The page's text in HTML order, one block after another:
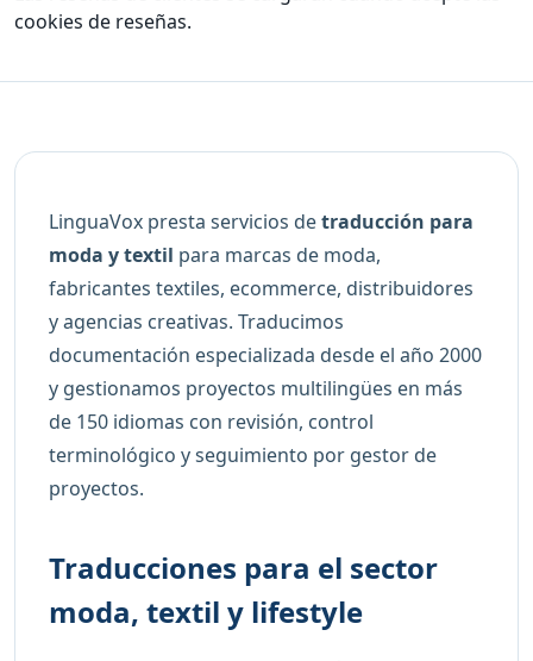
cookies de reseñas.
LinguaVox presta servicios detraducción para
moda y textil para marcas de moda,
fabricantes textiles, ecommerce, distribuidores
y agencias creativas. Traducimos
documentación especializada desde el año 2000
y gestionamos proyectos multilingües en más
de 150 idiomas con revisión, control
terminológico y seguimiento por gestor de
proyectos.
Traducciones para el sector
moda, textil y lifestyle